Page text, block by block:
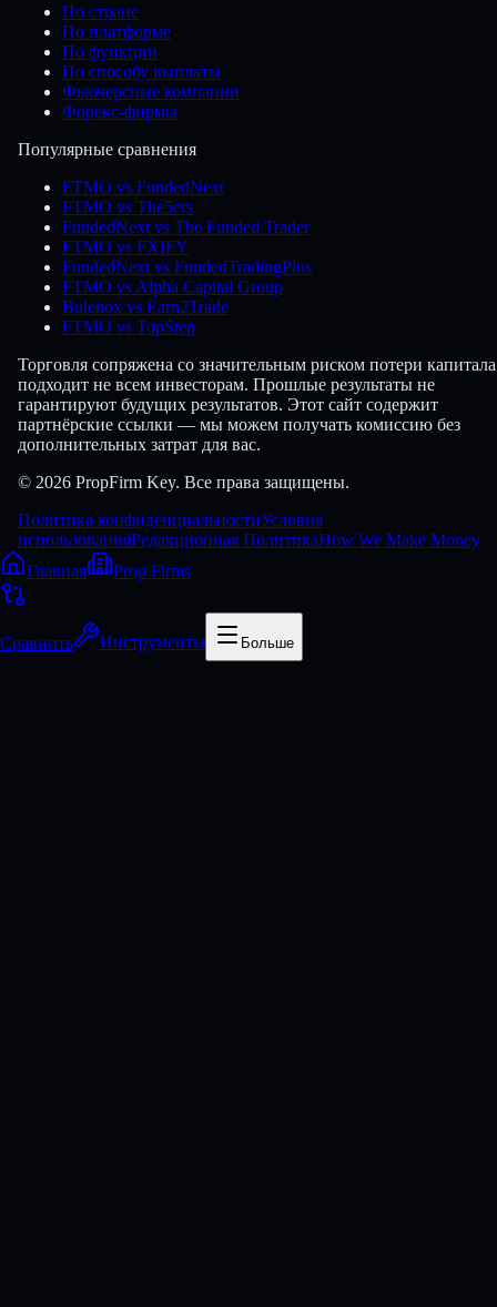
По стране
По платформе
По функции
По способу выплаты
Фьючерсные компании
Форекс-фирмы
Популярные сравнения
FTMO vs FundedNext
FTMO vs The5ers
FundedNext vs The Funded Trader
FTMO vs FXIFY
FundedNext vs FundedTradingPlus
FTMO vs Alpha Capital Group
Bulenox vs Earn2Trade
FTMO vs TopStep
Торговля сопряжена со значительным риском потери
подходит не всем инвесторам. Прошлые результаты не
гарантируют будущих результатов. Этот сайт содержит
партнёрские ссылки — мы можем получать комиссию без
дополнительных затрат для вас.
© 2026 PropFirm Key. Все права защищены.
Политика конфиденциальностиУсловия
использованияРедакционная ПолитикаHow We Make Money
Главная
Prop Firms
Сравнить Инструменты Больше